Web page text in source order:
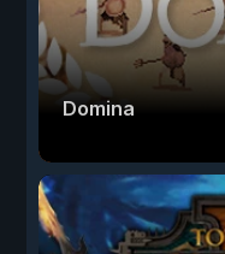
Domina